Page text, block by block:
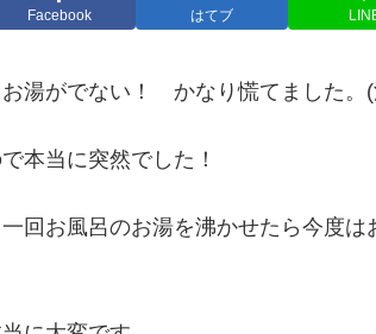
Facebook はてブ
湯がでない！ かなり慌てました。
本当に突然でした！
回お風呂のお湯を沸かせたら今度